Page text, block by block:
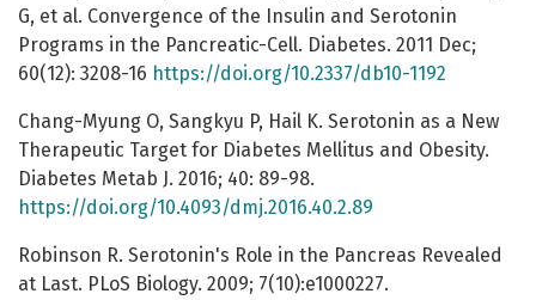
G, et al. Convergence of the Insulin and Serotonin
Programs in the Pancreatic-Cell. Diabetes. 2011 Dec;
60(12): 3208-16 https://doi.org/10.2337/db10-1192
Chang-Myung O, Sangkyu P, Hail K. Serotonin as a New
Therapeutic Target for Diabetes Mellitus and Obesity.
Diabetes Metab J. 2016; 40: 89-98.
https://doi.org/10.4093/dmj.2016.40.2.89
Robinson R. Serotonin's Role in the Pancreas Revealed
at Last. PLoS Biology. 2009; 7(10):e1000227.